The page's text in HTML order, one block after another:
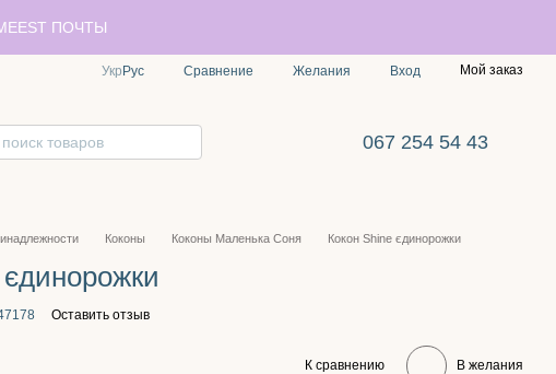
ПОЧТЫ
Укр Рус Сравнение Желания Вход Мой заказ
067 254 54 43
Коконы Коконы Маленька Соня Кокон Shine єдинорожки
Оставить отзыв
К сравнению В желания